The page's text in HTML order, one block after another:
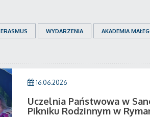
ERASMUS WYDARZENIA AKADEMIA
16.06.2026
Uczelnia Państwowa w
Pikniku Rodzinnym w